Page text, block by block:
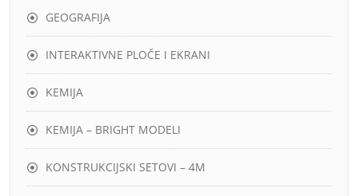
GEOGRAFIJA
INTERAKTIVNE PLOČE I EKRANI
KEMIJA
KEMIJA – BRIGHT MODELI
KONSTRUKCIJSKI SETOVI – 4M